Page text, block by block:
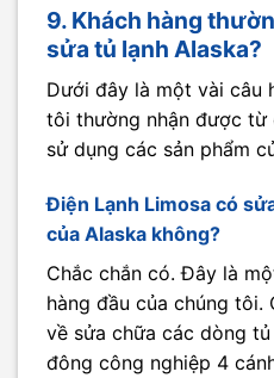
9. Khách hàng
sửa tủ lạnh Alaska?
Dưới đây là một vài câu
tôi thường nhận được từ
sử dụng các sản phẩm
Điện Lạnh Limosa có
của Alaska không?
Chắc chắn có. Đây là
hàng đầu của chúng tôi.
về sửa chữa các dòng
đông công nghiệp 4